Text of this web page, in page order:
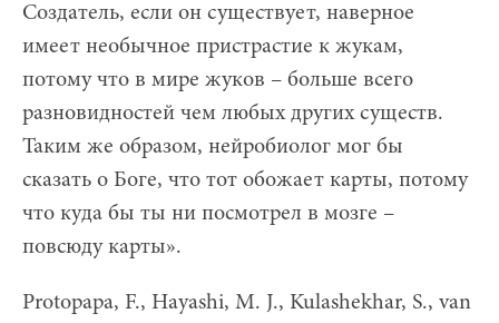
Создатель, если он существует, наверное
имеет необычное пристрастие к жукам,
потому что в мире жуков – больше всего
разновидностей чем любых других существ.
Таким же образом, нейробиолог мог бы
сказать о Боге, что тот обожает карты, потому
что куда бы ты ни посмотрел в мозге –
повсюду карты».
Protopapa, F., Hayashi, M. J., Kulashekhar, S., van